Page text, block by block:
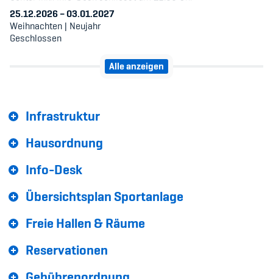
Sponsoren und Partner
Netzwerk
25.12.2026–03.01.2027
Weihnachten | Neujahr
Geschlossen
Alle anzeigen
Infrastruktur
Hausordnung
Info-Desk
Übersichtsplan Sportanlage
Freie Hallen & Räume
Reservationen